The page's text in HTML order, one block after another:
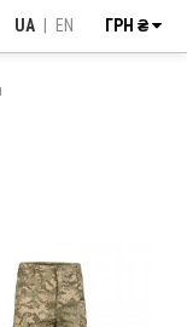
UA EN ГРН ₴